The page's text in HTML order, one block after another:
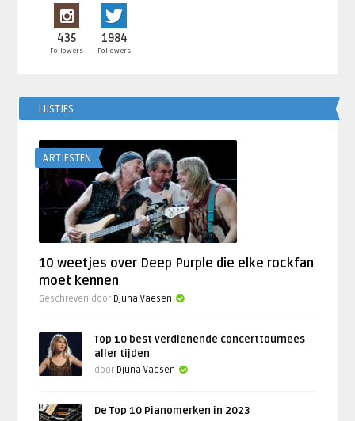
435
Followers
1984
Followers
LIJSTJES
ARTIESTEN
10 weetjes over Deep Purple die elke rockfan
moet kennen
Geschreven door Djuna Vaesen
Top 10 best verdienende concerttournees
aller tijden
door Djuna Vaesen
De Top 10 Pianomerken in 2023